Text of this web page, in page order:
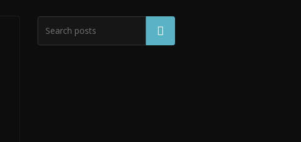
Suchen